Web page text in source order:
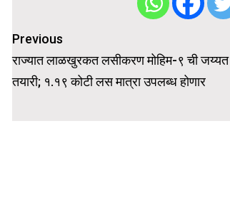
Post
navigation
Previous
राज्यात लाळखुरकत लसीकरण मोहिम-९ ची जय्यत
तयारी; १.१९ कोटी लस मात्रा उपलब्ध होणार